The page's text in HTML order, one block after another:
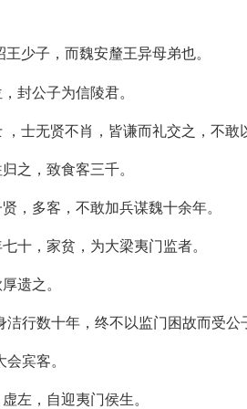
少子，而魏安釐王异母弟也。
封公子为信陵君。
士无贤不肖，皆谦而礼交之，不敢
之，致食客三千。
，多客，不敢加兵谋魏十余年。
十，家贫，为大梁夷门监者。
遗之。
行数十年，终不以监门困故而受公
宾客。
左，自迎夷门侯生。